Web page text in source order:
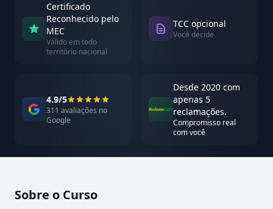
Certificado
Reconhecido pelo
MEC
Válido em todo
território nacional
TCC opcional
Você decide
4.9/5
311 avaliações no
Google
Desde 2020 com
apenas 5
reclamações.
Compromisso real
com você
Sobre o Curso
Atualizado em abril de 2026